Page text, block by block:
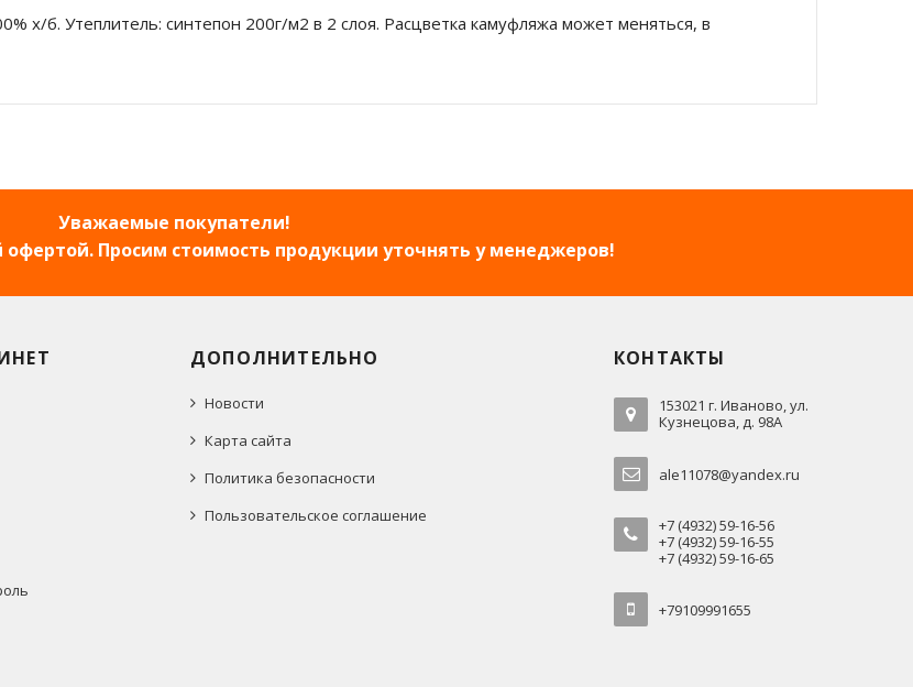
х/б. Утеплитель: синтепон 200г/м2 в 2 слоя. Расцветка камуфляжа может меняться, в
Уважаемые покупатели!
офертой. Просим стоимость продукции уточнять у менеджеров!
ДОПОЛНИТЕЛЬНО
Новости
Карта сайта
Политика безопасности
Пользовательское соглашение
КОНТАКТЫ
153021 г. Иваново, ул.
Кузнецова, д. 98А
ale11078@yandex.ru
+7 (4932) 59-16-56
+7 (4932) 59-16-55
+7 (4932) 59-16-65
+79109991655